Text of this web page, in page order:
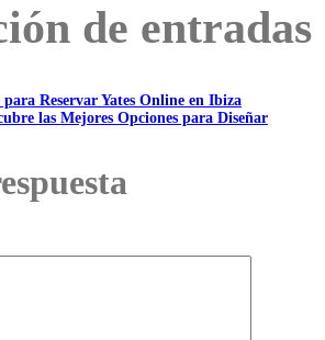
de entradas
para Reservar Yates Online en Ibiza
las Mejores Opciones para Diseñar